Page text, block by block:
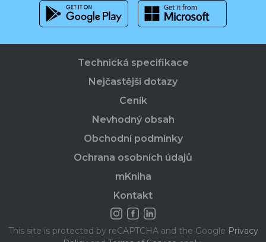
Technická specifikace
Nejčastější dotazy
Ceník
Nevhodný obsah
Obchodní podmínky
Ochrana osobních údajů
mKniha
Kontakt
This site is protected by reCAPTCHA and the Google Privacy